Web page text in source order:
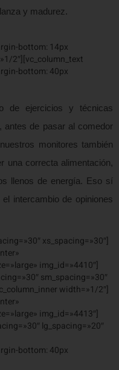
y madurez.
bottom: 14px
2″][vc_column_text
bottom: 40px
de ejercicios y técnicas
antes de pasar al comedor
monitores también
una correcta alimentación,
llenos de energía. Eso sí
intercambio de opiniones
xs_spacing=»30″]
img_id=»4410″]
sm_spacing=»30″
width=»1/2″]
img_id=»4413″]
lg_spacing=»20″
bottom: 40px